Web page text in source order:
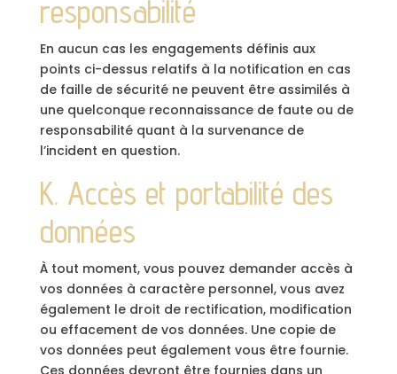
responsabilité
En aucun cas les engagements définis aux
points ci-dessus relatifs à la notification en cas
de faille de sécurité ne peuvent être assimilés à
une quelconque reconnaissance de faute ou de
responsabilité quant à la survenance de
l’incident en question.
K. Accès et portabilité des
données
À tout moment, vous pouvez demander accès à
vos données à caractère personnel, vous avez
également le droit de rectification, modification
ou effacement de vos données. Une copie de
vos données peut également vous être fournie.
Ces données devront être fournies dans un